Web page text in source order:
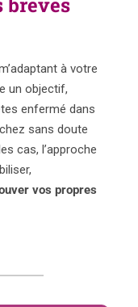
à votre
un objectif,
enfermé dans
sans doute
cas, l’approche
vos propres